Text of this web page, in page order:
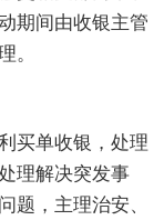
期间由收银主管
。
买单收银，处理
理解决突发事
题，主理治安、